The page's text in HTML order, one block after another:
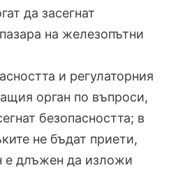
да засегнат
на железопътни
и регулаторния
орган по въпроси,
безопасността; в
не бъдат приети,
е длъжен да изложи